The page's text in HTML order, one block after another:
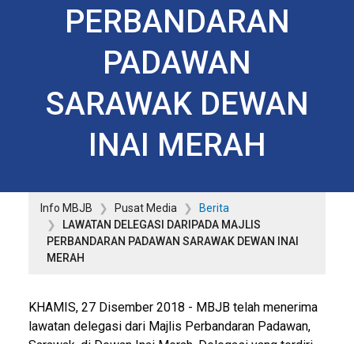
PERBANDARAN
PADAWAN
SARAWAK DEWAN
INAI MERAH
Info MBJB Pusat Media
Berita
LAWATAN DELEGASI DARIPADA MAJLIS
PERBANDARAN PADAWAN SARAWAK DEWAN INAI
MERAH
KHAMIS, 27 Disember 2018 - MBJB telah menerima
lawatan delegasi dari Majlis Perbandaran Padawan,